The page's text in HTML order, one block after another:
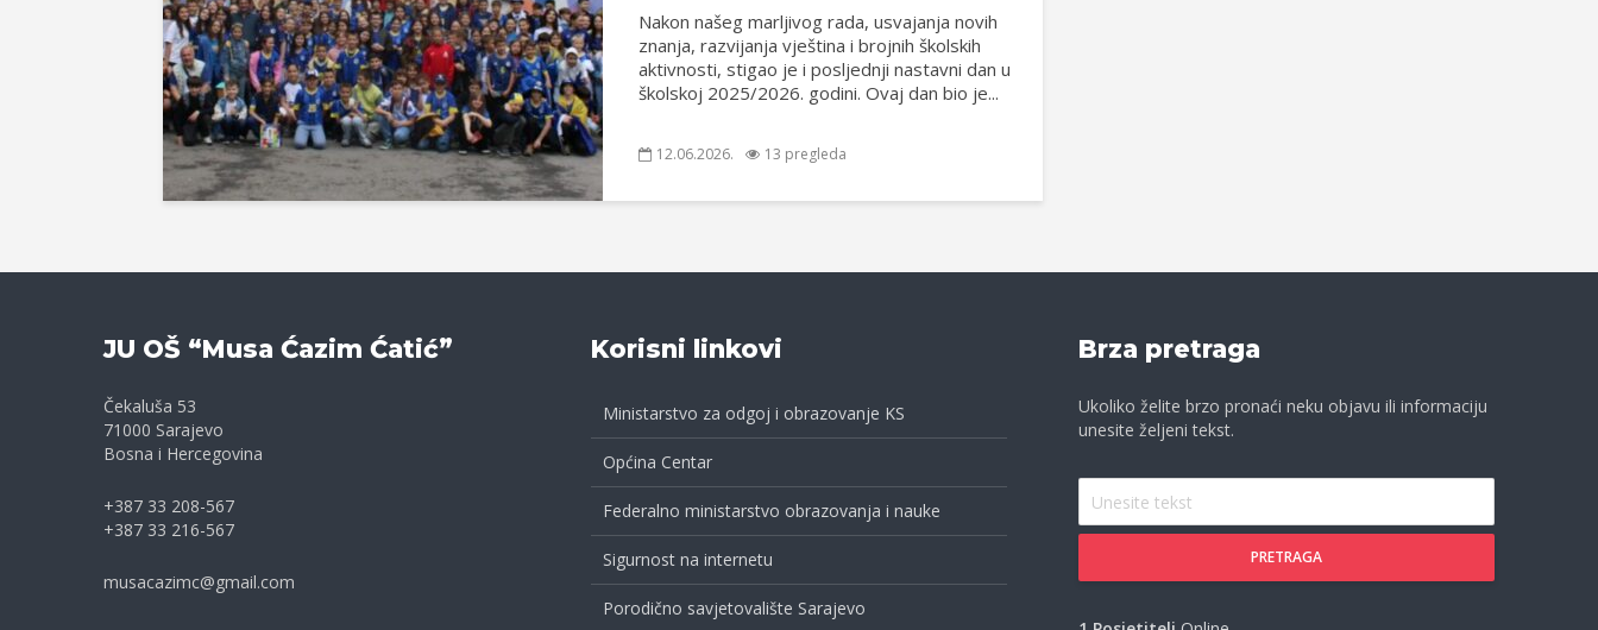
Nakon našeg marljivog rada, usvajanja novih
znanja, razvijanja vještina i brojnih školskih
aktivnosti, stigao je i posljednji nastavni dan u
školskoj 2025/2026. godini. Ovaj dan bio je...
12.06.2026. 13 pregleda
JU OŠ “Musa Ćazim Ćatić”
Čekaluša 53
71000 Sarajevo
Bosna i Hercegovina
+387 33 208-567
+387 33 216-567
musacazimc@gmail.com
Korisni linkovi
Ministarstvo za odgoj i obrazovanje KS
Općina Centar
Federalno ministarstvo obrazovanja i nauke
Sigurnost na internetu
Porodično savjetovalište Sarajevo
Brza pretraga
Ukoliko želite brzo pronaći neku objavu ili informaciju
unesite željeni tekst.
PRETRAGA